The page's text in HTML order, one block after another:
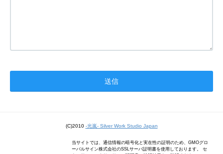
(C)2010 -光嵐- Silver Work Studio Japan
当サイトでは、通信情報の暗号化と実在性の証明のため、GMOグロ
ーバルサイン株式会社のSSLサーバ証明書を使用しております。 セ